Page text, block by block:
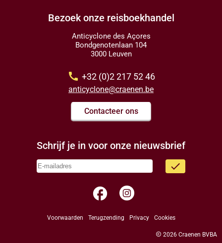
Bezoek onze reisboekhandel
Anticyclone des Açores
Bondgenotenlaan 104
3000 Leuven
call +32 (0)2 217 52 46
anticyclone@craenen.be
Contacteer ons
Schrijf je in voor onze nieuwsbrief
done
facebook
Voorwaarden Terugzending Privacy Cookies
copyright 2026 Craenen BVBA